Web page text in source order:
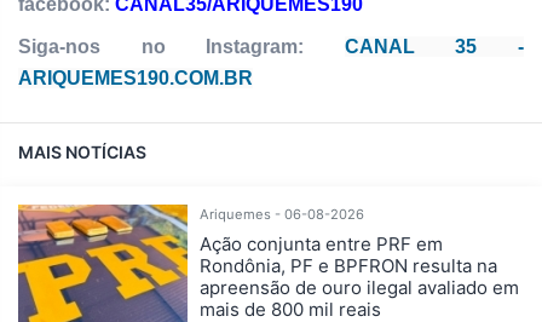
Siga-nos no Instagram: CANAL 35 -
ARIQUEMES190.COM.BR
MAIS NOTÍCIAS
Ariquemes - 06-08-2026
Ação conjunta entre PRF em
Rondônia, PF e BPFRON resulta na
apreensão de ouro ilegal avaliado em
mais de 800 mil reais